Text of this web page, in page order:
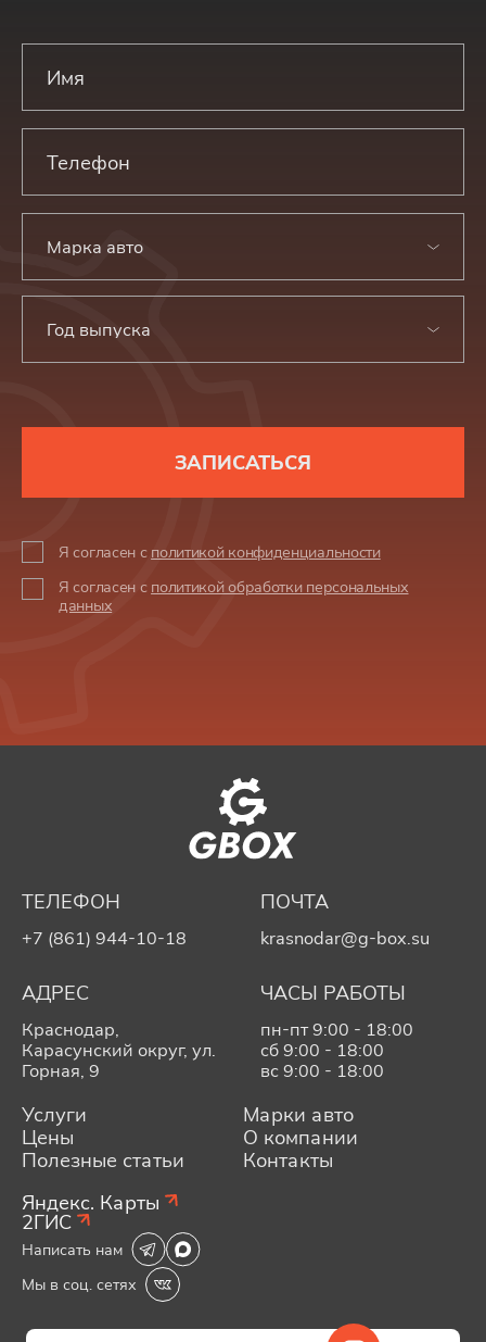
Марка авто
Год выпуска
ЗАПИСАТЬСЯ
Я согласен с политикой конфиденциальности
Я согласен с политикой обработки персональных
данных
ТЕЛЕФОН
+7 (861) 944-10-18
ПОЧТА
krasnodar@g-box.su
АДРЕС
Краснодар,
Карасунский округ, ул.
Горная, 9
ЧАСЫ РАБОТЫ
пн-пт 9:00 - 18:00
сб 9:00 - 18:00
вс 9:00 - 18:00
Услуги
Марки авто
Цены
О компании
Полезные статьи
Контакты
Яндекс. Карты
2ГИС
Написать нам
Мы в соц. сетях